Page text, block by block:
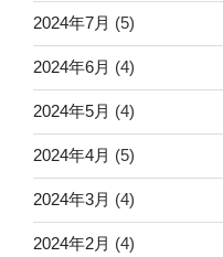
2024年7月 (5)
2024年6月 (4)
2024年5月 (4)
2024年4月 (5)
2024年3月 (4)
2024年2月 (4)